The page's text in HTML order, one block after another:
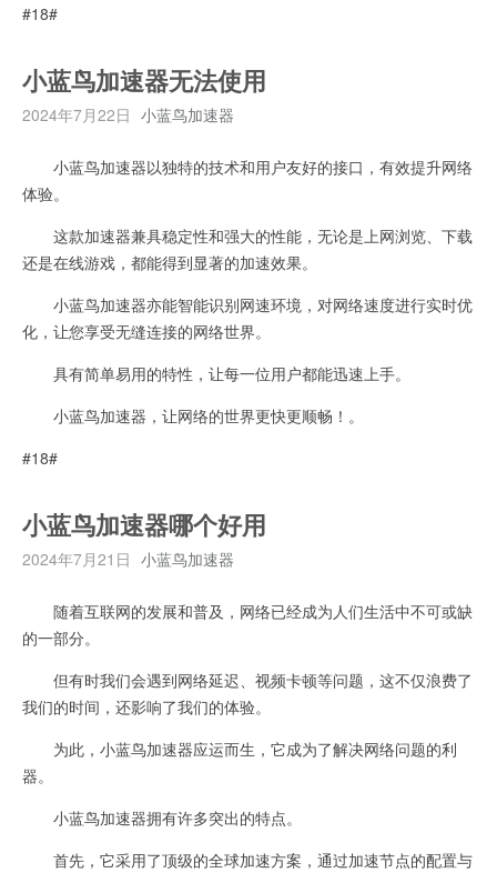
#18#
小蓝鸟加速器无法使用
2024年7月22日 小蓝鸟加速器
小蓝鸟加速器以独特的技术和用户友好的接口，有效提升网络
体验。
这款加速器兼具稳定性和强大的性能，无论是上网浏览、下载
还是在线游戏，都能得到显著的加速效果。
小蓝鸟加速器亦能智能识别网速环境，对网络速度进行实时优
化，让您享受无缝连接的网络世界。
具有简单易用的特性，让每一位用户都能迅速上手。
小蓝鸟加速器，让网络的世界更快更顺畅！。
#18#
小蓝鸟加速器哪个好用
2024年7月21日 小蓝鸟加速器
随着互联网的发展和普及，网络已经成为人们生活中不可或缺
的一部分。
但有时我们会遇到网络延迟、视频卡顿等问题，这不仅浪费了
我们的时间，还影响了我们的体验。
为此，小蓝鸟加速器应运而生，它成为了解决网络问题的利
器。
小蓝鸟加速器拥有许多突出的特点。
首先，它采用了顶级的全球加速方案，通过加速节点的配置与